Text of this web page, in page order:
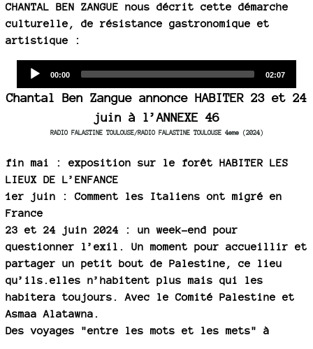
CHANTAL BEN ZANGUE nous décrit cette démarche
culturelle, de résistance gastronomique et
artistique :
Current
00:00
Total
02:07
Chantal Ben Zangue annonce HABITER 23 et 24
juin à l’ANNEXE 46
RADIO FALASTINE TOULOUSE/RADIO FALASTINE TOULOUSE 4eme (2024)
fin mai : exposition sur le forêt HABITER LES
LIEUX DE L’ENFANCE
1er juin : Comment les Italiens ont migré en
France
23 et 24 juin 2024 : un week-end pour
questionner l’exil. Un moment pour accueillir et
partager un petit bout de Palestine, ce lieu
qu’ils.elles n’habitent plus mais qui les
habitera toujours. Avec le Comité Palestine et
Asmaa Alatawna.
Des voyages "entre les mots et les mets" à